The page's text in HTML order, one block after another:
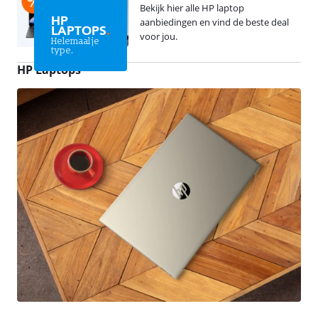
Bekijk hier alle HP laptop
aanbiedingen en vind de beste deal
voor jou.
HP Laptops
HP
LAPTOPS.
Helemaal je
type.